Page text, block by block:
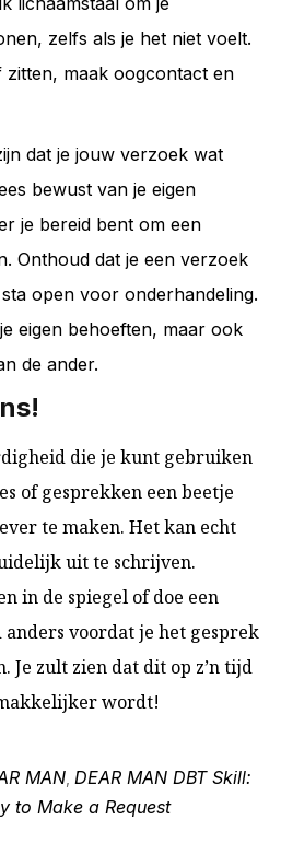
zelfs als je het niet voelt.
maak oogcontact en
dat je jouw verzoek wat
bewust van je eigen
je bereid bent om een
Onthoud dat je een verzoek
open voor onderhandeling.
eigen behoeften, maar ook
de ander.
die je kunt gebruiken
of gesprekken een beetje
te maken. Het kan echt
uit te schrijven.
in de spiegel of doe een
voordat je het gesprek
Je zult zien dat dit op z’n tijd
wordt!
MAN DEAR MAN DBT Skill:
to Make a Request